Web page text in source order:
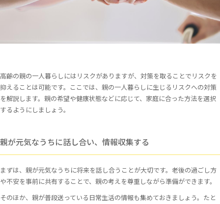
高齢の親の一人暮らしにはリスクがありますが、対策を取ることでリスクを
抑えることは可能です。ここでは、親の一人暮らしに生じるリスクへの対策
を解説します。親の希望や健康状態などに応じて、家庭に合った方法を選択
するようにしましょう。
親が元気なうちに話し合い、情報収集する
まずは、親が元気なうちに将来を話し合うことが大切です。老後の過ごし方
や不安を事前に共有することで、親の考えを尊重しながら準備ができます。
そのほか、親が普段送っている日常生活の情報も集めておきましょう。たと